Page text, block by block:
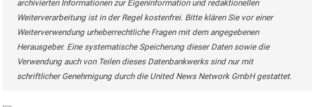
archivierten Informationen zur Eigeninformation und redaktionellen
Weiterverarbeitung ist in der Regel kostenfrei. Bitte klären Sie vor einer
Weiterverwendung urheberrechtliche Fragen mit dem angegebenen
Herausgeber. Eine systematische Speicherung dieser Daten sowie die
Verwendung auch von Teilen dieses Datenbankwerks sind nur mit
schriftlicher Genehmigung durch die United News Network GmbH gestattet.